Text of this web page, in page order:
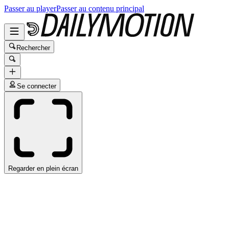
Passer au playerPasser au contenu principal
Rechercher
Se connecter
Regarder en plein écran